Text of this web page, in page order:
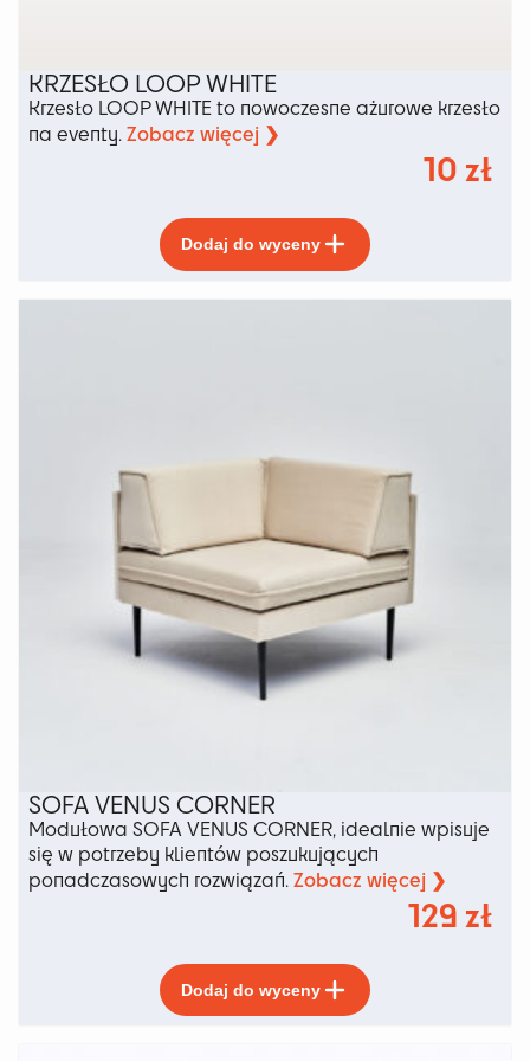
KRZESŁO LOOP WHITE
Krzesło LOOP WHITE to nowoczesne ażurowe krzesło
na eventy. Zobacz więcej ❯
10 zł
Dodaj do wyceny
produkt
ma
wiele
stronie
produktu
SOFA VENUS CORNER
Modułowa SOFA VENUS CORNER, idealnie wpisuje
się w potrzeby klientów poszukujących
ponadczasowych rozwiązań. Zobacz więcej ❯
129 zł
Dodaj do wyceny
produkt
ma